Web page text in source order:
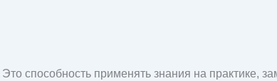
способность применять знания на практике,